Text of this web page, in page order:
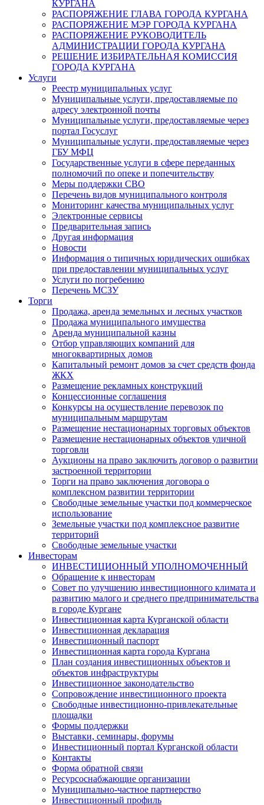
КУРГАНА
РАСПОРЯЖЕНИЕ ГЛАВА ГОРОДА КУРГАНА
РАСПОРЯЖЕНИЕ МЭР ГОРОДА КУРГАНА
РАСПОРЯЖЕНИЕ РУКОВОДИТЕЛЬ
АДМИНИСТРАЦИИ ГОРОДА КУРГАНА
РЕШЕНИЕ ИЗБИРАТЕЛЬНАЯ КОМИССИЯ
ГОРОДА КУРГАНА
Услуги
Реестр муниципальных услуг
Муниципальные услуги, предоставляемые по
адресу электронной почты
Муниципальные услуги, предоставляемые через
портал Госуслуг
Муниципальные услуги, предоставляемые через
ГБУ МФЦ
Государственные услуги в сфере переданных
полномочий по опеке и попечительству
Меры поддержки СВО
Перечень видов муниципального контроля
Мониторинг качества муниципальных услуг
Электронные сервисы
Предварительная запись
Другая информация
Новости
Информация о типичных юридических ошибках
при предоставлении муниципальных услуг
Услуги по погребению
Перечень МСЗУ
Торги
Продажа, аренда земельных и лесных участков
Продажа муниципального имущества
Аренда муниципальной казны
Отбор управляющих компаний для
многоквартирных домов
Капитальный ремонт домов за счет средств фонда
ЖКХ
Размещение рекламных конструкций
Концессионные соглашения
Конкурсы на осуществление перевозок по
муниципальным маршрутам
Размещение нестационарных торговых объектов
Размещение нестационарных объектов уличной
торговли
Аукционы на право заключить договор о развитии
застроенной территории
Торги на право заключения договора о
комплексном развитии территории
Свободные земельные участки под коммерческое
использование
Земельные участки под комплексное развитие
территорий
Свободные земельные участки
Инвесторам
ИНВЕСТИЦИОННЫЙ УПОЛНОМОЧЕННЫЙ
Обращение к инвесторам
Совет по улучшению инвестиционного климата и
развитию малого и среднего предпринимательства
в городе Кургане
Инвестиционная карта Курганской области
Инвестиционная декларация
Инвестиционный паспорт
Инвестиционная карта города Кургана
План создания инвестиционных объектов и
объектов инфраструктуры
Инвестиционное законодательство
Сопровождение инвестиционного проекта
Свободные инвестиционно-привлекательные
площадки
Формы поддержки
Выставки, семинары, форумы
Инвестиционный портал Курганской области
Контакты
Форма обратной связи
Ресурсоснабжающие организации
Муниципально-частное партнерство
Инвестиционный профиль